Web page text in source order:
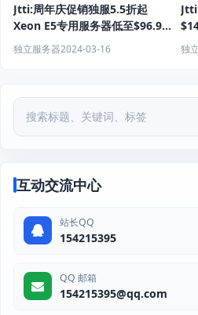
Jtti:周年庆促销独服5.5折起
Xeon E5专用服务器低至$96.9/
月 16GB RAM-50M不限流-
DDoS保护
独立服务器2024-03-16
线路
独
互动交流中心
站长QQ
154215395
QQ 邮箱
154215395@qq.com